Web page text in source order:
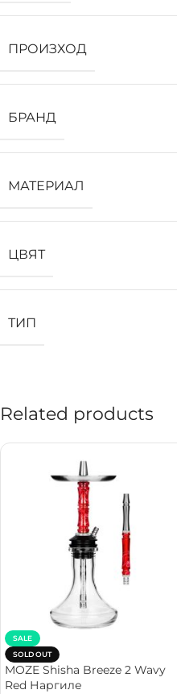
ПРОИЗХОД
БРАНД
МАТЕРИАЛ
ЦВЯТ
ТИП
Related products
SALE
SOLD OUT
MOZE Shisha Breeze 2 Wavy
Red Наргиле